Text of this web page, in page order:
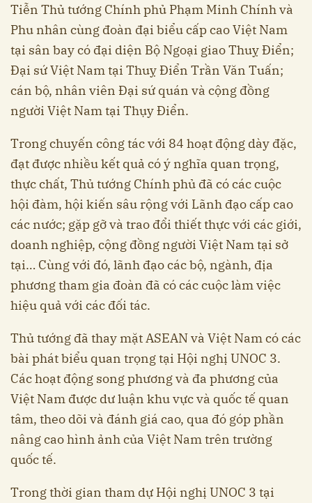
Tiễn Thủ tướng Chính phủ Phạm Minh Chính và
Phu nhân cùng đoàn đại biểu cấp cao Việt Nam
tại sân bay có đại diện Bộ Ngoại giao Thuỵ Điển;
Đại sứ Việt Nam tại Thuỵ Điển Trần Văn Tuấn;
cán bộ, nhân viên Đại sứ quán và cộng đồng
người Việt Nam tại Thụy Điển.
Trong chuyến công tác với 84 hoạt động dày đặc,
đạt được nhiều kết quả có ý nghĩa quan trọng,
thực chất, Thủ tướng Chính phủ đã có các cuộc
hội đàm, hội kiến sâu rộng với Lãnh đạo cấp cao
các nước; gặp gỡ và trao đổi thiết thực với các giới,
doanh nghiệp, cộng đồng người Việt Nam tại sở
tại… Cùng với đó, lãnh đạo các bộ, ngành, địa
phương tham gia đoàn đã có các cuộc làm việc
hiệu quả với các đối tác.
Thủ tướng đã thay mặt ASEAN và Việt Nam có các
bài phát biểu quan trọng tại Hội nghị UNOC 3.
Các hoạt động song phương và đa phương của
Việt Nam được dư luận khu vực và quốc tế quan
tâm, theo dõi và đánh giá cao, qua đó góp phần
nâng cao hình ảnh của Việt Nam trên trường
quốc tế.
Trong thời gian tham dự Hội nghị UNOC 3 tại